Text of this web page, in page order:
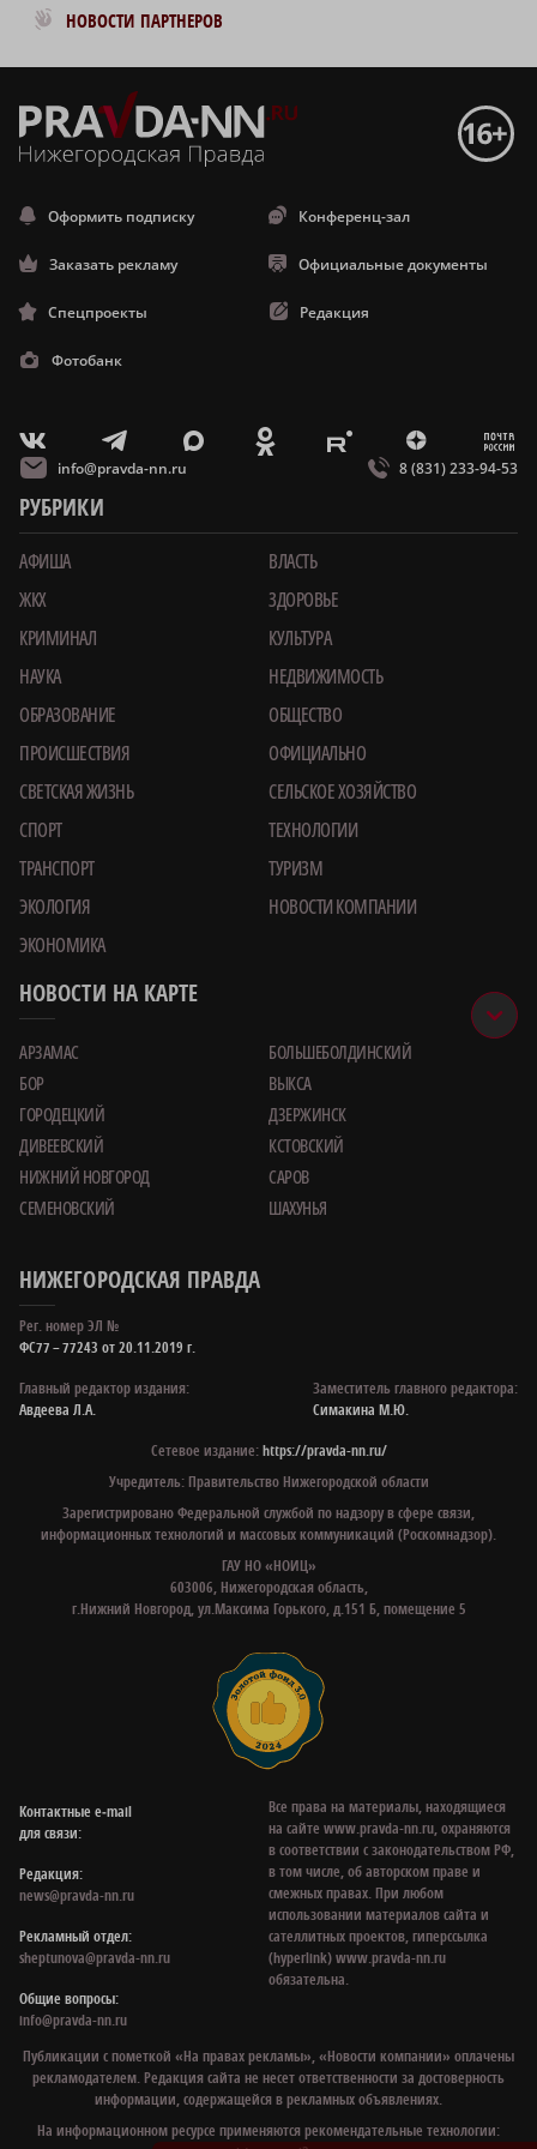
НОВОСТИ ПАРТНЕРОВ
Новости МирТесен
Оформить подписку Конференц-зал
Заказать рекламу Официальные документы
Спецпроекты Редакция
Фотобанк
V T X O E Z m
info@pravda-nn.ru 8 (831) 233-94-53
РУБРИКИ
АФИША
ВЛАСТЬ
ЖКХ
ЗДОРОВЬЕ
КРИМИНАЛ
КУЛЬТУРА
НАУКА
НЕДВИЖИМОСТЬ
ОБРАЗОВАНИЕ
ОБЩЕСТВО
ПРОИСШЕСТВИЯ
ОФИЦИАЛЬНО
СВЕТСКАЯ ЖИЗНЬ
СЕЛЬСКОЕ ХОЗЯЙСТВО
СПОРТ
ТЕХНОЛОГИИ
ТРАНСПОРТ
ТУРИЗМ
ЭКОЛОГИЯ
НОВОСТИ КОМПАНИИ
ЭКОНОМИКА
НОВОСТИ НА КАРТЕ
АРЗАМАС
БОЛЬШЕБОЛДИНСКИЙ
БОР
ВЫКСА
ГОРОДЕЦКИЙ
ДЗЕРЖИНСК
ДИВЕЕВСКИЙ
КСТОВСКИЙ
НИЖНИЙ НОВГОРОД
САРОВ
СЕМЕНОВСКИЙ
ШАХУНЬЯ
НИЖЕГОРОДСКАЯ ПРАВДА
Рег. номер ЭЛ №
ФС77 – 77243 от 20.11.2019 г.
Главный редактор издания:
Авдеева Л.А.
Заместитель главного редактора:
Симакина М.Ю.
Сетевое издание:https://pravda-nn.ru/
Учредитель: Правительство Нижегородской области
Зарегистрировано Федеральной службой по надзору в сфере связи,
информационных технологий и массовых коммуникаций (Роскомнадзор).
ГАУ НО «НОИЦ»
603006, Нижегородская область,
г.Нижний Новгород, ул.Максима Горького, д.151 Б, помещение 5
Контактные e‑mail
для связи:
Редакция:
news@pravda-nn.ru
Рекламный отдел:
sheptunova@pravda-nn.ru
Общие вопросы:
info@pravda-nn.ru
Все права на материалы, находящиеся
на сайте www.pravda-nn.ru, охраняются
в соответствии с законодательством РФ,
в том числе, об авторском праве и
смежных правах. При любом
использовании материалов сайта и
сателлитных проектов, гиперссылка
(hyperlink) www.pravda-nn.ru
обязательна.
Публикации с пометкой «На правах рекламы», «Новости компании» оплачены
рекламодателем. Редакция сайта не несет ответственности за достоверность
информации, содержащейся в рекламных объявлениях.
На информационном ресурсе применяются рекомендательные технологии: